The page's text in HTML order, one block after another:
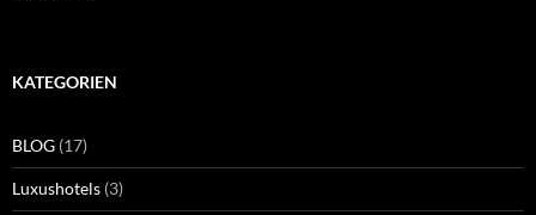
KATEGORIEN
BLOG (17)
Luxushotels (3)